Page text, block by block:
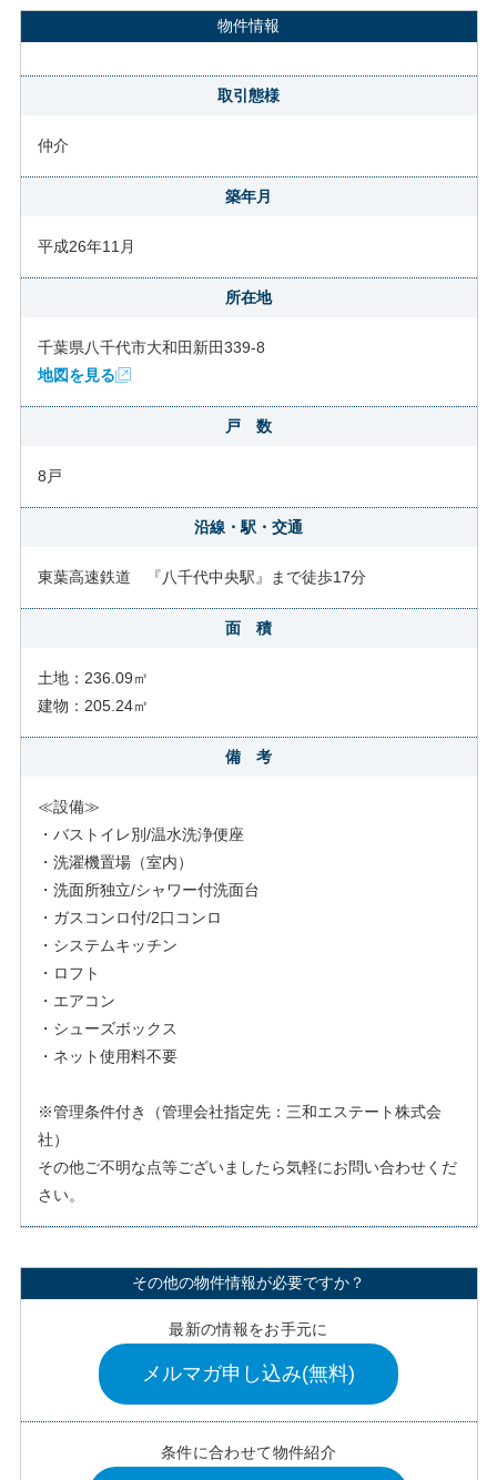
物件情報
取引態様
仲介
築年月
平成26年11月
所在地
千葉県八千代市大和田新田339-8
地図を見る
戸 数
8戸
沿線・駅・交通
東葉高速鉄道 『八千代中央駅』まで徒歩17分
面 積
土地：236.09㎡
建物：205.24㎡
備 考
≪設備≫
・バストイレ別/温水洗浄便座
・洗濯機置場（室内）
・洗面所独立/シャワー付洗面台
・ガスコンロ付/2口コンロ
・システムキッチン
・ロフト
・エアコン
・シューズボックス
・ネット使用料不要
※管理条件付き（管理会社指定先：三和エステート株式会
社）
その他ご不明な点等ございましたら気軽にお問い合わせくだ
さい。
その他の物件情報が必要ですか？
最新の情報をお手元に
メルマガ申し込み(無料)
条件に合わせて物件紹介